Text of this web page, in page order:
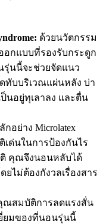
ด้วยนวัตกรรม
ออกแบบที่รองรับกระดูก
นนี้จะช่วยจัดแนว
ทับบริเวณแผ่นหลัง บ่า
นอยู่ทุเลาลง และตื่น
กอย่าง Microlatex
ด่นในการป้องกันไร
ติ คุณจึงนอนหลับได้
ยไม่ต้องกังวลเรื่องสาร
ณสมบัติการลดแรงสั่น
ยี่ยมของที่นอนรุ่นนี้